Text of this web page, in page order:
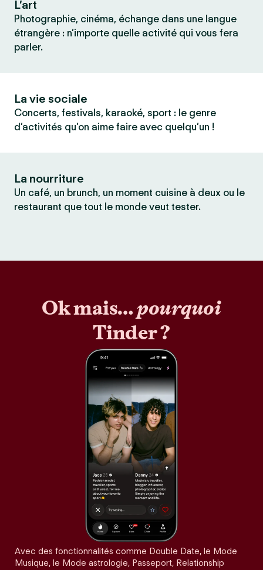
L’art
Photographie, cinéma, échange dans une langue
étrangère : n’importe quelle activité qui vous fera
parler.
La vie sociale
Concerts, festivals, karaoké, sport : le genre
d’activités qu’on aime faire avec quelqu’un !
La nourriture
Un café, un brunch, un moment cuisine à deux ou le
restaurant que tout le monde veut tester.
Ok mais…pourquoi
Tinder ?
Avec des fonctionnalités comme Double Date, le Mode
Musique, le Mode astrologie, Passeport, Relationship